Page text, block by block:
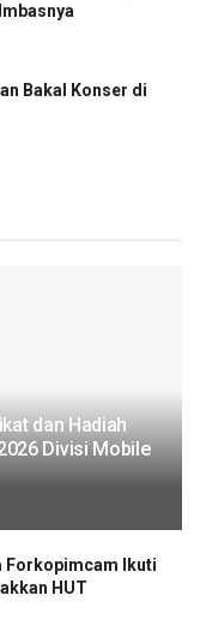
Bakal Konser di
dan Hadiah
Divisi Mobile
Forkopimcam Ikuti
HUT